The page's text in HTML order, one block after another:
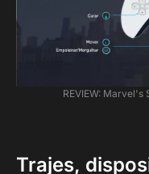
REVIEW:
Trajes,